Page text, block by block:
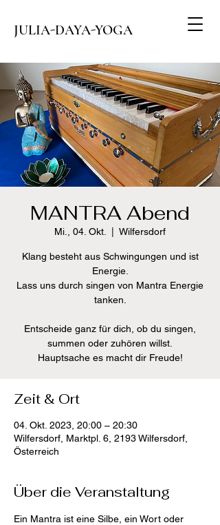
JULIA-DAYA-YOGA
MANTRA Abend
Mi., 04. Okt. Wilfersdorf
Klang besteht aus Schwingungen und ist
Energie.
Lass uns durch singen von Mantra Energie
tanken.
Entscheide ganz für dich, ob du singen,
summen oder zuhören willst.
Hauptsache es macht dir Freude!
Zeit & Ort
04. Okt. 2023, 20:00 – 20:30
Wilfersdorf, Marktpl. 6, 2193 Wilfersdorf,
Österreich
Über die Veranstaltung
Ein Mantra ist eine Silbe, ein Wort oder